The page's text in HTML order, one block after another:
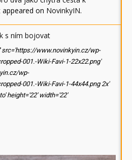
appeared on NovinkyIN.
s ním bojovat
src='https://www.novinkyin.cz/wp-
001.-Wiki-Favi-1-22x22.png'
wp-
001.-Wiki-Favi-1-44x44.png 2x'
height='22' width='22'